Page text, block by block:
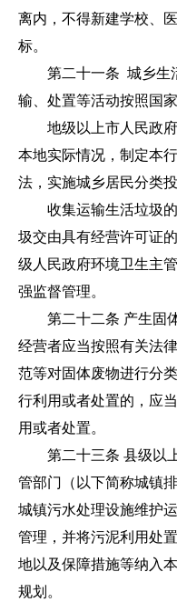
离内，不得新建学校、
标。
第二十一条 城乡生
输、处置等活动按照国
地级以上市人民政
本地实际情况，制定本
法，实施城乡居民分类
收集运输生活垃圾
圾交由具有经营许可证
级人民政府环境卫生主
强监督管理。
第二十二条 产生固
经营者应当按照有关法
范等对固体废物进行分
行利用或者处置的，应
用或者处置。
第二十三条 县级以
管部门（以下简称城镇
城镇污水处理设施维护
管理，并将污泥利用处
地以及保障措施等纳入
规划。